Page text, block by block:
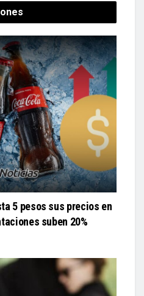
5 pesos sus precios en
suben 20%